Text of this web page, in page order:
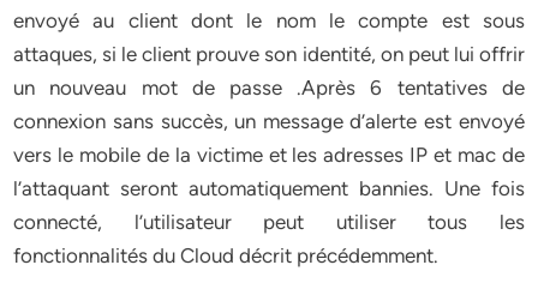
envoyé au client dont le nom le compte est sous
attaques, si le client prouve son identité, on peut lui offrir
un nouveau mot de passe .Après 6 tentatives de
connexion sans succès, un message d’alerte est envoyé
vers le mobile de la victime et les adresses IP et mac de
l’attaquant seront automatiquement bannies. Une fois
connecté, l’utilisateur peut utiliser tous les
fonctionnalités du Cloud décrit précédemment.